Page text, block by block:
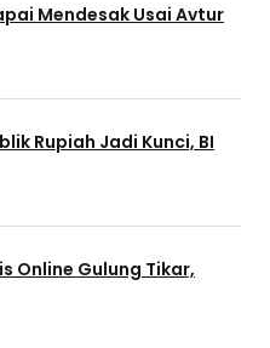
Mendesak Usai Avtur
Rupiah Jadi Kunci, BI
Online Gulung Tikar,